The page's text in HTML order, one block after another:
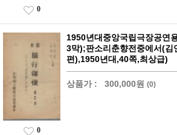
0
1950년대중앙국립극장공연
3막);판소리춘향전중에서(김
편),1950년대,40쪽,최상급)
상품가 : 300,000원 (0)
0